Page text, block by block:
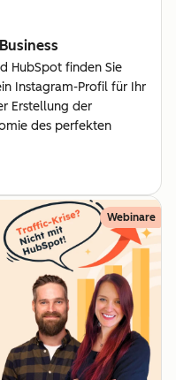
HubSpot finden Sie
Instagram-Profil für Ihr
Erstellung der
des perfekten
Webinare